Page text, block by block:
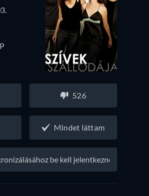
526
Mindet láttam
be kell jelentkezned